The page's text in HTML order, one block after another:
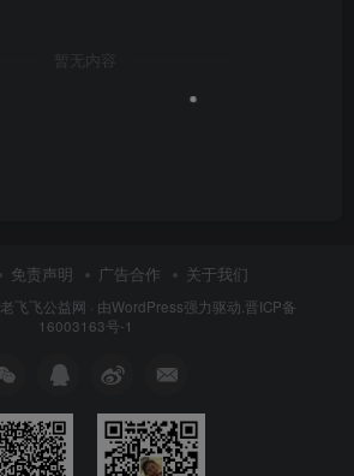
暂无内容
免责声明 广告合作 关于我们
老飞飞公益网 · 由WordPress强力驱动. 晋ICP备
16003163号-1